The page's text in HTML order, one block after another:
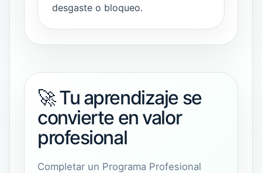
desgaste o bloqueo.
🚀 Tu aprendizaje se
convierte en valor
profesional
Completar un Programa Profesional